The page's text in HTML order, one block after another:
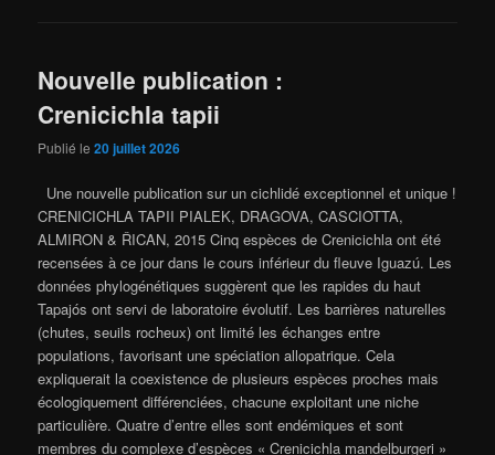
Nouvelle publication :
Crenicichla tapii
Publié le20 juillet 2026
Une nouvelle publication sur un cichlidé exceptionnel et unique !
CRENICICHLA TAPII PIALEK, DRAGOVA, CASCIOTTA,
ALMIRON & ŘICAN, 2015 Cinq espèces de Crenicichla ont été
recensées à ce jour dans le cours inférieur du fleuve Iguazú. Les
données phylogénétiques suggèrent que les rapides du haut
Tapajós ont servi de laboratoire évolutif. Les barrières naturelles
(chutes, seuils rocheux) ont limité les échanges entre
populations, favorisant une spéciation allopatrique. Cela
expliquerait la coexistence de plusieurs espèces proches mais
écologiquement différenciées, chacune exploitant une niche
particulière. Quatre d’entre elles sont endémiques et sont
membres du complexe d’espèces « Crenicichla mandelburgeri »